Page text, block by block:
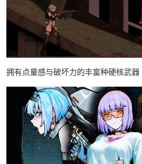
拥有点量感与破坏力的丰富种硬核武器